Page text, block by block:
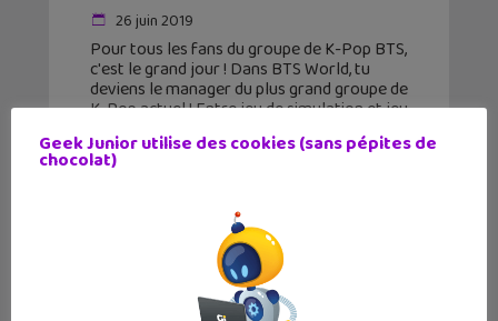
26 juin 2019
Pour tous les fans du groupe de K-Pop BTS,
c'est le grand jour ! Dans BTS World, tu
deviens le manager du plus grand groupe de
K-Pop actuel ! Entre jeu de simulation et jeu
promotionnel
Geek Junior utilise des cookies (sans pépites de
chocolat)